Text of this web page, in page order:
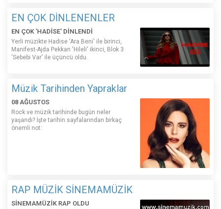
EN ÇOK DİNLENENLER
EN ÇOK 'HADİSE' DİNLENDİ
Yerli müzikte Hadise 'Ara Beni' ile birinci,
Manifest-Ajda Pekkan 'Hileli' ikinci, Blok 3
'Sebebi Var' ile üçüncü oldu.
Müzik Tarihinden Yapraklar
08 AĞUSTOS
Rock ve müzik tarihinde bugün neler
yaşandı? İşte tarihin sayfalarından birkaç
önemli not:
RAP MÜZİK SİNEMAMÜZİK
SİNEMAMÜZİK RAP OLDU